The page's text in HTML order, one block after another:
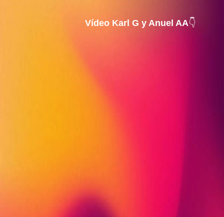
Vídeo Karl G y Anuel AA👇